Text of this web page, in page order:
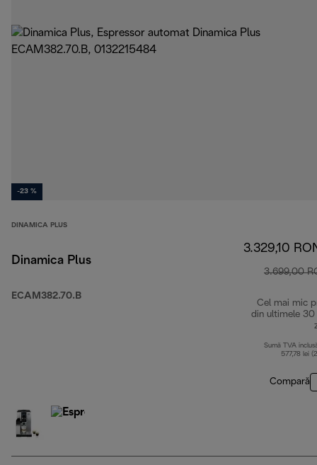
-23 %
DINAMICA PLUS
Dinamica Plus
ECAM382.70.B
3.329,10
3.699,00
Cel mai mic
din ultimele 30
Sumă TVA
577,78 lei
Compară